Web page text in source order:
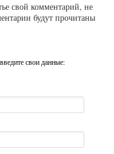
свой комментарий, не
будут прочитаны
свои данные: